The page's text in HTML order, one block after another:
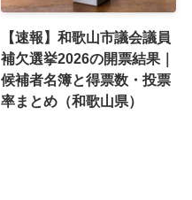
【速報】和歌山市議会議員
補欠選挙2026の開票結果｜
候補者名簿と得票数・投票
率まとめ（和歌山県）